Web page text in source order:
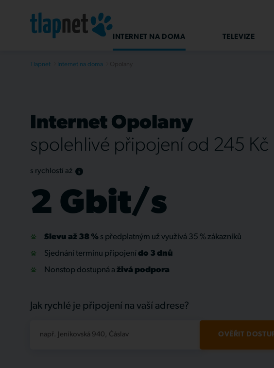
INTERNET NA DOMA TELEVIZE
Tlapnet Internet na doma
Internet Opolany
spolehlivé připojení od 245 Kč
s rychlostí až
2 Gbit/s
Slevu až 38 % s předplatným už využívá 35 % zákazníků
Sjednání termínu připojení do 3 dnů
Nonstop dostupná a živá podpora
Jak rychlé je připojení na vaší adrese?
např. Jeníkovská 940, Čáslav OVĚŘIT